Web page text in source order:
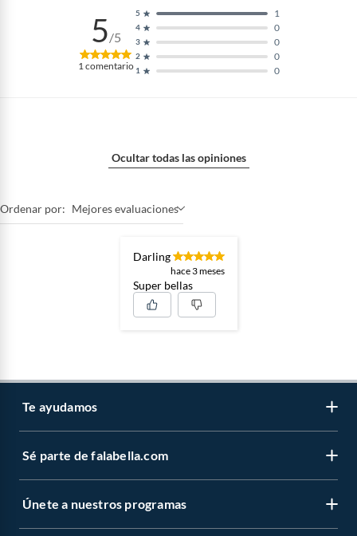
5/5
1 comentario 1 0
2 0
3 0
4 0
5 1
Ocultar todas las opiniones
Ordenar por: Mejores evaluaciones
Darling
hace 3 meses
Super bellas
Te ayudamos
Atención por WhatsApp
Sé parte de falabella.com
Trabaja con nosotros
Únete a nuestros programas